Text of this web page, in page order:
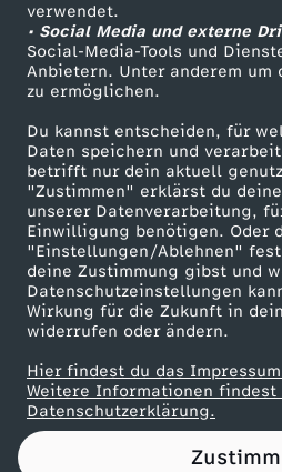
verwendet.
• Social Media und externe
Social-Media-Tools und
Anbietern. Unter anderem um
zu ermöglichen.
Du kannst entscheiden, für
Daten speichern und
betrifft nur dein aktuell
"Zustimmen" erklärst du
unserer Datenverarbeitung,
Einwilligung benötigen. Oder
"Einstellungen/Ablehnen"
deine Zustimmung gibst und
Datenschutzeinstellungen
Wirkung für die Zukunft in
widerrufen oder ändern.
Hier findest du das
Weitere Informationen findest
Datenschutzerklärung.
t
u
r
m
w
ä
r
t
ZDF Unternehmen
Karriere
ZDF goes Schule
Werbefernsehen
Mainzelmännchen
Partner